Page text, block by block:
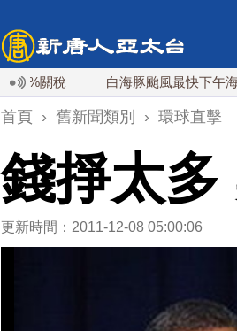
白海豚颱風最快下午海警！父親
首頁 › 舊新聞類別 › 環球直擊
錢掙太多
更新時間：2011-12-08 05:00:06